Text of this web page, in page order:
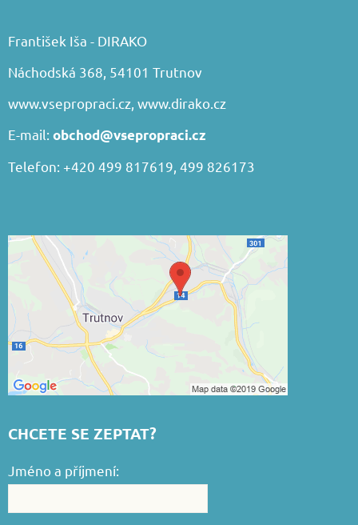
František Iša - DIRAKO
Náchodská 368, 54101 Trutnov
www.vsepropraci.cz, www.dirako.cz
E-mail: obchod@vsepropraci.cz
Telefon: +420 499 817619, 499 826173
CHCETE SE ZEPTAT?
Jméno a příjmení: